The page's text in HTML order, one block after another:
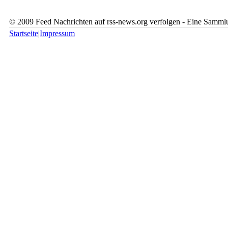
© 2009 Feed Nachrichten auf rss-news.org verfolgen - Eine
Startseite|Impressum